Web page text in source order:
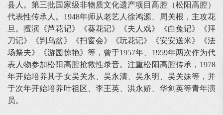
县人。第三批国家级非物质文化遗产项目高腔（松阳高腔）
代表性传承人。1948年师从老艺人徐鸿源、周关根，主攻花
旦。擅演《芦花记》《葵花记》《夫人戏》《白兔记》《拜
刀记》《判乌盆》《扫窗会》《玩花记》《安安送米》《法
场祭夫》《游园惊艳》等，曾于1957年、1959年两次作为代
表人物参加松阳高腔抢救性录音。注重松阳高腔传承，1978
年开始培养其子女吴关永、吴永清、吴永明、吴关妹等，并
于次年开始培养叶祖区、李王英、洪永娇、华剑英等青年演
员。